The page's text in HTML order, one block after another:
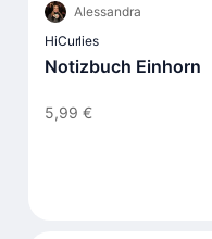
Alessandra
HiCurlies
Notizbuch Einhorn
5,99 €